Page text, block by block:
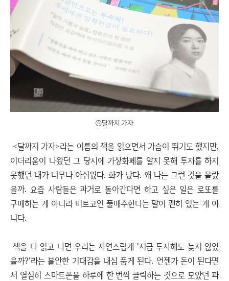
ⓒ달까지 가자
<달까지 가자>라는 이름의 책을 읽으면서 가슴이 뛰기도 했지만,
이더리움이 나왔던 그 당시에 가상화폐를 알지 못해 투자를 하지
못했던 내가 너무나 아쉬웠다. 화가 났다. 왜 나는 그런 것을 몰랐
을까. 요즘 사람들은 과거로 돌아간다면 하고 싶은 일은 로또를
구매하는 게 아니라 비트코인 풀매수한다는 말이 괜히 있는 게 아
니다.
책을 다 읽고 나면 우리는 자연스럽게 '지금 투자해도 늦지 않았
을까?'라는 불안한 기대감을 내심 품게 된다. 언젠가 돈이 된다면
서 열심히 스마트폰을 하루에 한 번씩 클릭하는 것으로 모았던 파